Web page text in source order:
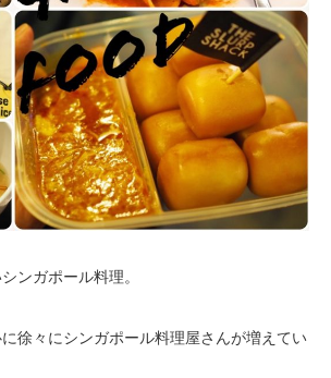
ンガポール料理。
徐々にシンガポール料理屋さんが増えてい